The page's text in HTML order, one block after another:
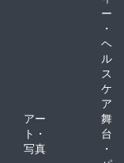
ー
・
ヘ
ル
ス
ケ
ア
アー
ト・
写真
舞
台
・